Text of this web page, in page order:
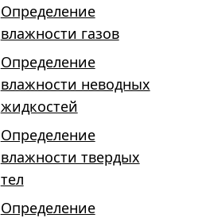
Определение
влажности газов
Определение
влажности неводных
жидкостей
Определение
влажности твердых
тел
Определение